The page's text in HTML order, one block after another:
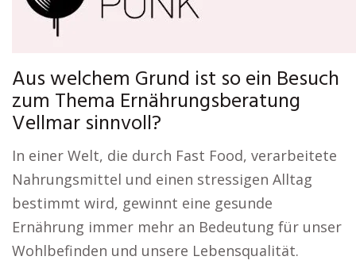
Aus welchem Grund ist so ein Besuch
zum Thema Ernährungsberatung
Vellmar sinnvoll?
In einer Welt, die durch Fast Food, verarbeitete
Nahrungsmittel und einen stressigen Alltag
bestimmt wird, gewinnt eine gesunde
Ernährung immer mehr an Bedeutung für unser
Wohlbefinden und unsere Lebensqualität.